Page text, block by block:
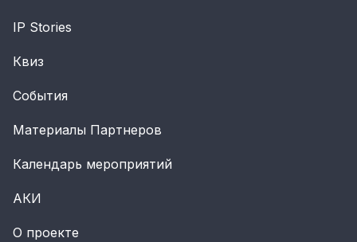
IP Stories
Квиз
События
Материалы Партнеров
Календарь мероприятий
АКИ
О проекте